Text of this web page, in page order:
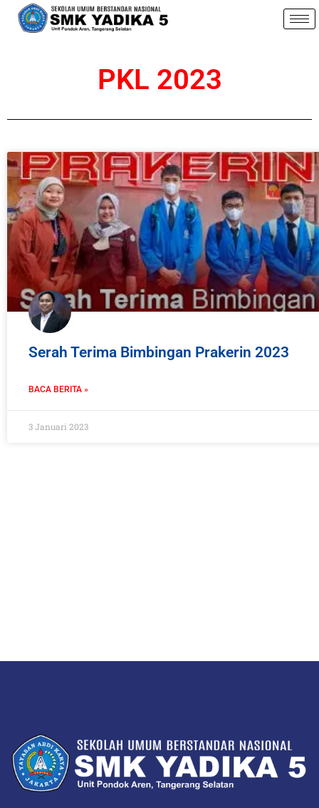
PKL 2023
Serah Terima Bimbingan Prakerin 2023
BACA BERITA »
3 Januari 2023